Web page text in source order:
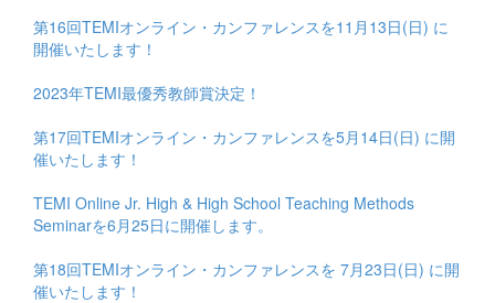
第16回TEMIオンライン・カンファレンスを11月13日(日) に
開催いたします！
2023年TEMI最優秀教師賞決定！
第17回TEMIオンライン・カンファレンスを5月14日(日) に開
催いたします！
TEMI Online Jr. High & High School Teaching Methods
Seminarを6月25日に開催します。
第18回TEMIオンライン・カンファレンスを 7月23日(日) に開
催いたします！